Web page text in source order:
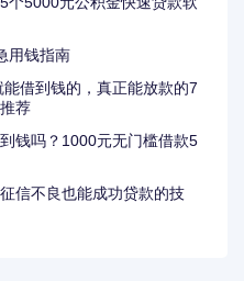
用钱指南
借到钱的，真正能放款的7
荐
钱吗？1000元无门槛借款5
信不良也能成功贷款的技